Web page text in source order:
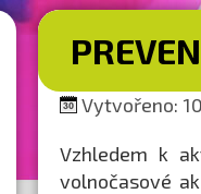
Vytvořeno:
Vzhledem k
volnočasové